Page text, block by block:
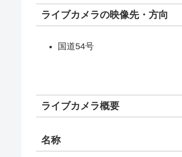
ライブカメラの映像先・方向
国道54号
ライブカメラ概要
名称